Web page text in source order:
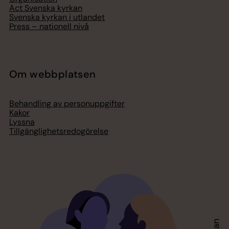
Act Svenska kyrkan
Svenska kyrkan i utlandet
Press – nationell nivå
Om webbplatsen
Behandling av personuppgifter
Kakor
Lyssna
Tillgänglighetsredogörelse